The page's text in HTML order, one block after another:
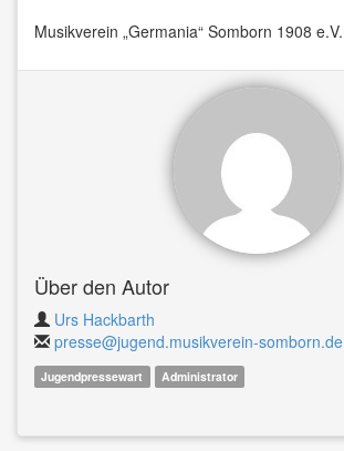
Musikverein „Germania“ Somborn 1908 e.V.
Über den Autor
Urs Hackbarth
presse@jugend.musikverein-somborn.de
Jugendpressewart Administrator